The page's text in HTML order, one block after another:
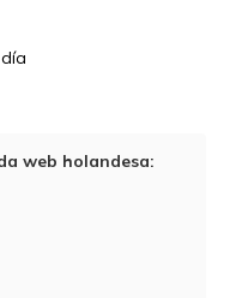
web holandesa: